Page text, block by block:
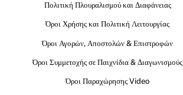
Πολιτική Πλουραλισμού και Διαφάνειας
Όροι Χρήσης και Πολιτική Λειτουργίας
Όροι Αγορών, Αποστολών & Επιστροφών
Όροι Συμμετοχής σε Παιχνίδια & Διαγωνισμούς
Όροι Παραχώρησης Video